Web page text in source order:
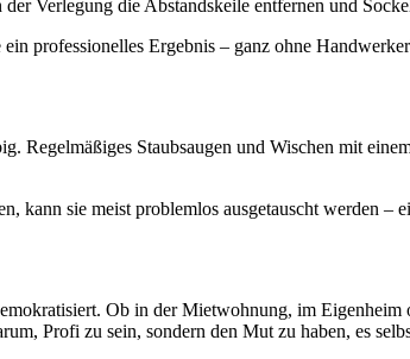
der Verlegung die Abstandskeile entfernen und
professionelles Ergebnis – ganz ohne
Regelmäßiges Staubsaugen und Wischen mit
kann sie meist problemlos ausgetauscht werden –
Ob in der Mietwohnung, im
Profi zu sein, sondern den Mut zu haben, es